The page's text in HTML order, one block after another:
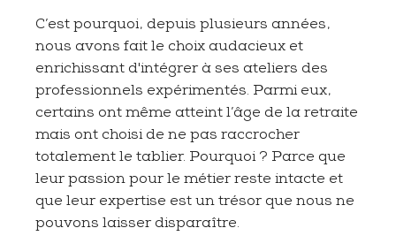
C’est pourquoi, depuis plusieurs années,
nous avons fait le choix audacieux et
enrichissant d'intégrer à ses ateliers des
professionnels expérimentés. Parmi eux,
certains ont même atteint l’âge de la retraite
mais ont choisi de ne pas raccrocher
totalement le tablier. Pourquoi ? Parce que
leur passion pour le métier reste intacte et
que leur expertise est un trésor que nous ne
pouvons laisser disparaître.